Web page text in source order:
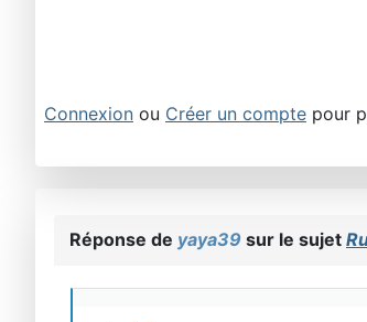
Connexion ou Créer un compte pour
Réponse de yaya39 sur le sujet